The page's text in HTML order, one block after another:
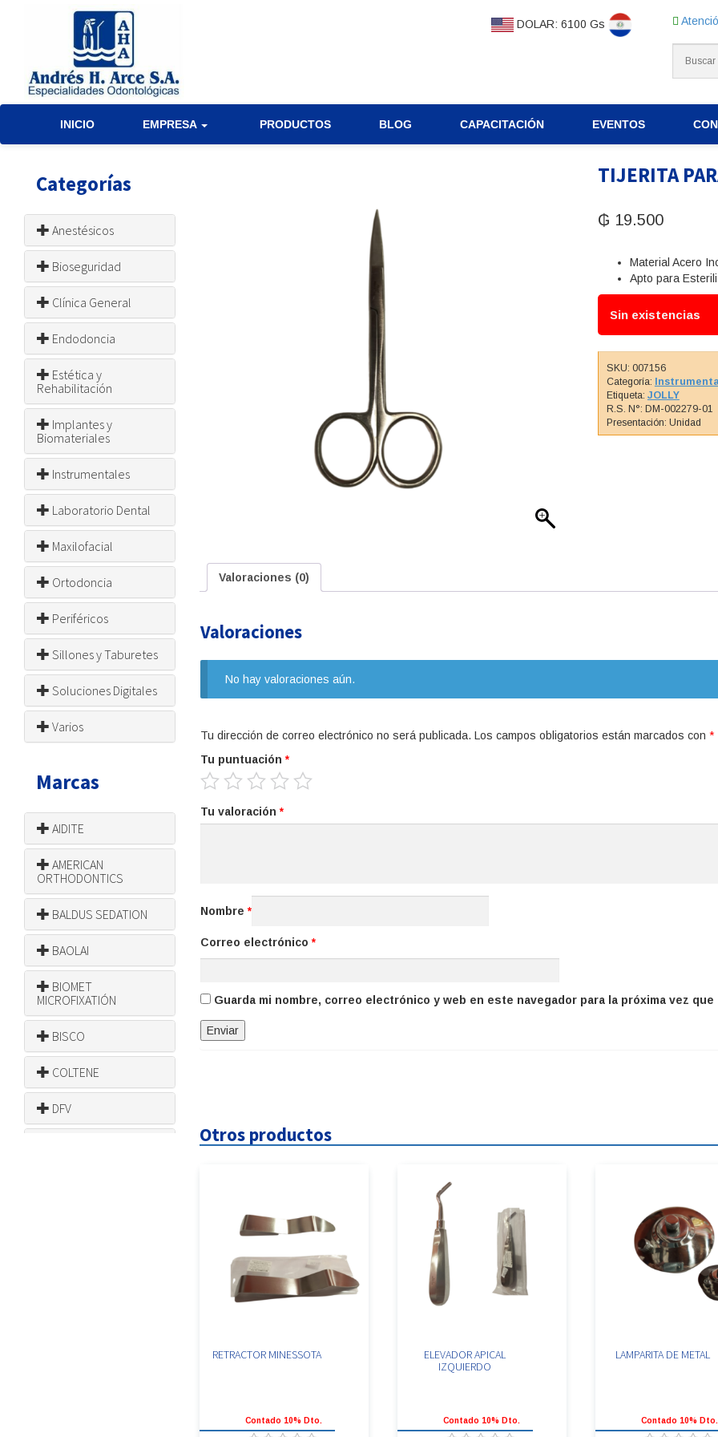
DOLAR: 6100 Gs
INICIO EMPRESA PRODUCTOS BLOG CAPACITACIÓN EVENTOS
Categorías
Anestésicos
Bioseguridad
Clínica General
Endodoncia
Estética y
Rehabilitación
Implantes y
Biomateriales
Instrumentales
Laboratorio Dental
Maxilofacial
Ortodoncia
Periféricos
Sillones y Taburetes
Soluciones Digitales
Varios
Marcas
AIDITE
AMERICAN
ORTHODONTICS
BALDUS SEDATION
BAOLAI
BIOMET
MICROFIXATIÓN
BISCO
COLTENE
DFV
TIJERITA
₲ 19.500
Material Acero
Apto para
Sin existencias
SKU: 007156
Categoría:
Etiqueta: JOLLY
R.S. N°: DM-002279-01
Presentación: Unidad
Valoraciones (0)
Valoraciones
No hay valoraciones aún.
Tu dirección de correo electrónico no será publicada. Los campos obligatorios están marcados con *
Tu puntuación *
Tu valoración *
Nombre *
Correo electrónico *
Guarda mi nombre, correo electrónico y web en este navegador para la próxima vez que
Otros productos
RETRACTOR MINESSOTA
Contado 10% Dto.
ELEVADOR APICAL
IZQUIERDO
Contado 10% Dto.
LAMPARITA DE METAL
Contado 10% Dto.